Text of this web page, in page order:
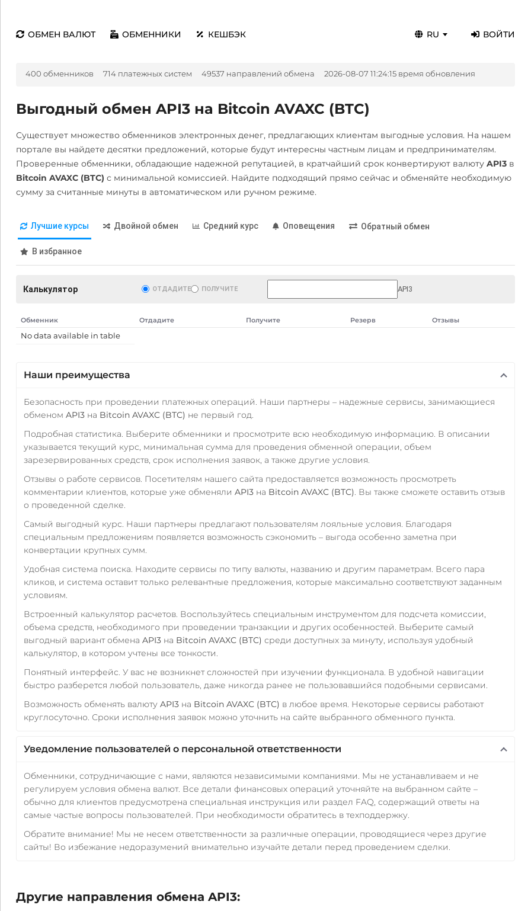
ОБМЕН ВАЛЮТ ОБМЕННИКИ КЕШБЭК RU ВОЙТИ
400 обменников 714 платежных систем 49537 направлений обмена 2026-08-07 11:24:15 время обновления
Выгодный обмен API3 на Bitcoin AVAXC (BTC)
Существует множество обменников электронных денег, предлагающих клиентам выгодные условия. На нашем
портале вы найдете десятки предложений, которые будут интересны частным лицам и предпринимателям.
Проверенные обменники, обладающие надежной репутацией, в кратчайший срок конвертируют валюту API3в
Bitcoin AVAXC (BTC) с минимальной комиссией. Найдите подходящий прямо сейчас и обменяйте необходимую
сумму за считанные минуты в автоматическом или ручном режиме.
Лучшие курсы Двойной обмен Средний курс Оповещения Обратный обмен
В избранное
Калькулятор ОТДАДИТЕ ПОЛУЧИТЕ API3
Обменник Отдадите Получите Резерв Отзывы
No data available in table
Наши преимущества
Безопасность при проведении платежных операций. Наши партнеры – надежные сервисы, занимающиеся
обменом API3на Bitcoin AVAXC (BTC) не первый год.
Подробная статистика. Выберите обменники и просмотрите всю необходимую информацию. В описании
указывается текущий курс, минимальная сумма для проведения обменной операции, объем
зарезервированных средств, срок исполнения заявок, а также другие условия.
Отзывы о работе сервисов. Посетителям нашего сайта предоставляется возможность просмотреть
комментарии клиентов, которые уже обменяли API3на Bitcoin AVAXC (BTC). Вы также сможете оставить отзыв
о проведенной сделке.
Самый выгодный курс. Наши партнеры предлагают пользователям лояльные условия. Благодаря
специальным предложениям появляется возможность сэкономить – выгода особенно заметна при
конвертации крупных сумм.
Удобная система поиска. Находите сервисы по типу валюты, названию и другим параметрам. Всего пара
кликов, и система оставит только релевантные предложения, которые максимально соответствуют заданным
условиям.
Встроенный калькулятор расчетов. Воспользуйтесь специальным инструментом для подсчета комиссии,
объема средств, необходимого при проведении транзакции и других особенностей. Выберите самый
выгодный вариант обмена API3на Bitcoin AVAXC (BTC) среди доступных за минуту, используя удобный
калькулятор, в котором учтены все тонкости.
Понятный интерфейс. У вас не возникнет сложностей при изучении функционала. В удобной навигации
быстро разберется любой пользователь, даже никогда ранее не пользовавшийся подобными сервисами.
Возможность обменять валюту API3на Bitcoin AVAXC (BTC) в любое время. Некоторые сервисы работают
круглосуточно. Сроки исполнения заявок можно уточнить на сайте выбранного обменного пункта.
Уведомление пользователей о персональной ответственности
Обменники, сотрудничающие с нами, являются независимыми компаниями. Мы не устанавливаем и не
регулируем условия обмена валют. Все детали финансовых операций уточняйте на выбранном сайте –
обычно для клиентов предусмотрена специальная инструкция или раздел FAQ, содержащий ответы на
самые частые вопросы пользователей. При необходимости обратитесь в техподдержку.
Обратите внимание! Мы не несем ответственности за различные операции, проводящиеся через другие
сайты! Во избежание недоразумений внимательно изучайте детали перед проведением сделки.
Другие направления обмена API3: